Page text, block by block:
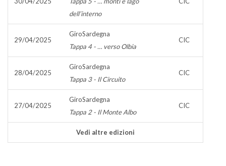
dell’interno
29/04/2025
GiroSardegna
Tappa 4 - … verso Olbia
CIC
28/04/2025
GiroSardegna
Tappa 3 - Il Circuito
CIC
27/04/2025
GiroSardegna
Tappa 2 - Il Monte Albo
CIC
Vedi altre edizioni